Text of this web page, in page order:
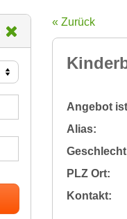
« Zurück
Angebot
Alias:
PLZ Ort:
Kontakt: